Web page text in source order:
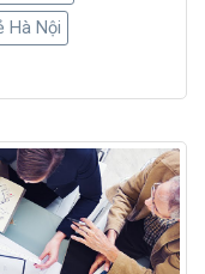
Hà Nội
nóng cách nhiệt
thông tin khách
sản phẩm sơn phù
cách nhiệt tốt